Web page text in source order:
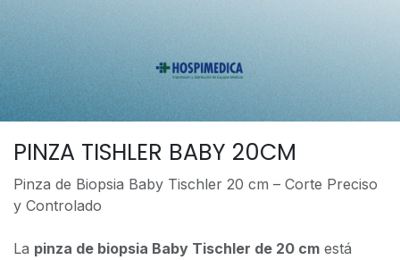
PINZA TISHLER BABY 20CM
Pinza de Biopsia Baby Tischler 20 cm – Corte Preciso
y Controlado
La pinza de biopsia Baby Tischler de 20 cm está